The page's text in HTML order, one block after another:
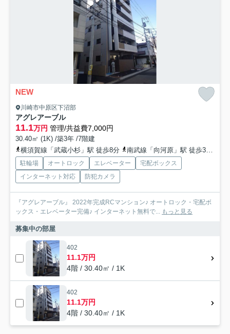
NEW
川崎市中原区下沼部
アグレアーブル
11.1万円 管理/共益費7,000円
30.40㎡ (1K) /築3年 /7階建
横須賀線「武蔵小杉」駅 徒歩8分
南武線「向河原」駅 徒歩3分
駐輪場 オートロック エレベーター
宅配ボックス
インターネット対応
防犯カメラ
『アグレアーブル』 2022年完成RCマンション♪ オートロック・宅配ボ
ックス・エレベーター完備♪ インターネット無料で... もっと見る
募集中の部屋
402
11.1万円
4階 / 30.40㎡ / 1K
402
11.1万円
4階 / 30.40㎡ / 1K